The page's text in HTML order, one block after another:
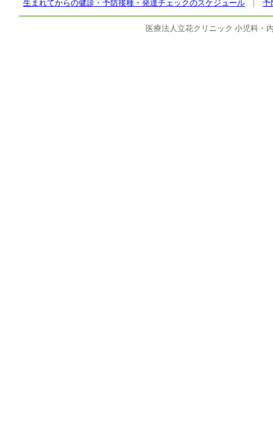
生まれてからの健診・予防接種・発達チェックのスケジュール 予
医療法人立花クリニック 小児科